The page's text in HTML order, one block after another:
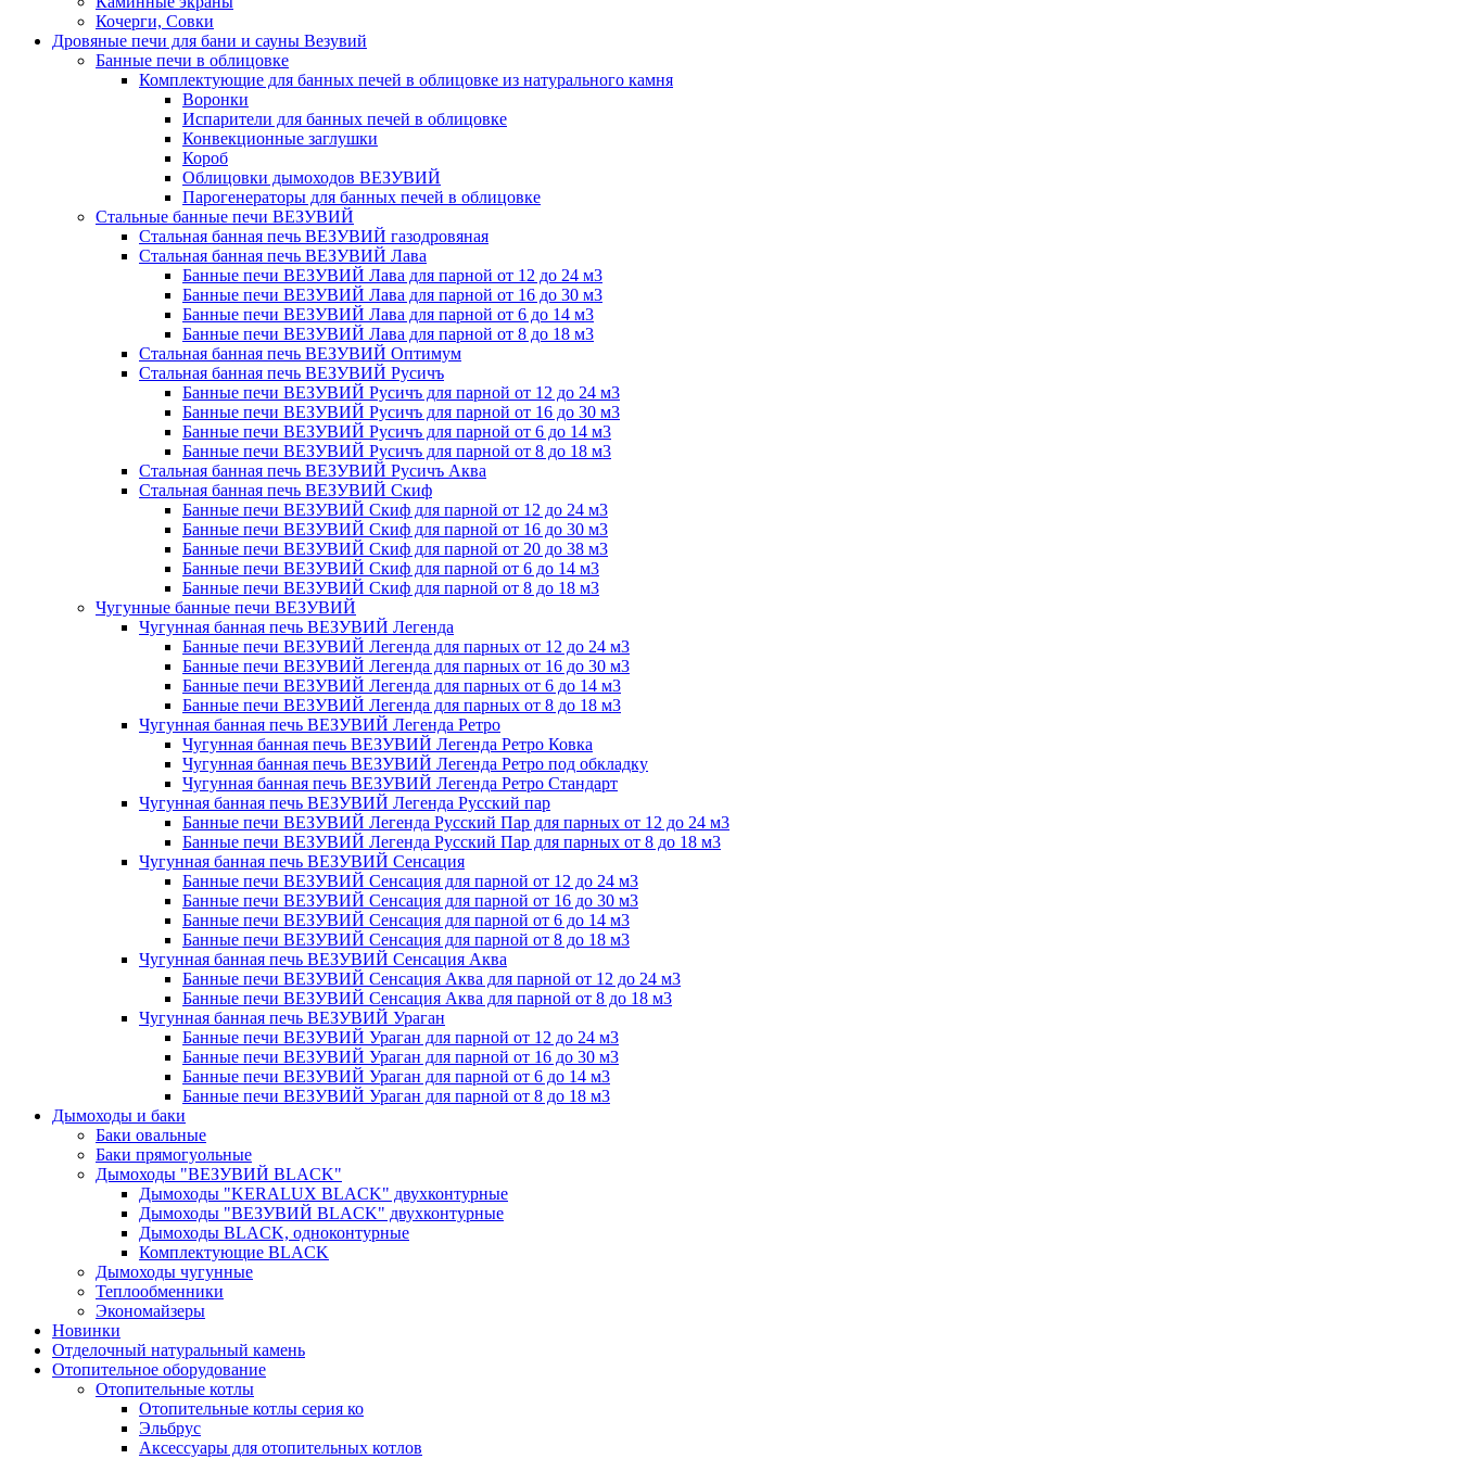
Кочерги, Совки
Дровяные печи для бани и сауны Везувий
Банные печи в облицовке
Комплектующие для банных печей в облицовке из натурального камня
Воронки
Испарители для банных печей в облицовке
Конвекционные заглушки
Короб
Облицовки дымоходов ВЕЗУВИЙ
Парогенераторы для банных печей в облицовке
Стальные банные печи ВЕЗУВИЙ
Стальная банная печь ВЕЗУВИЙ газодровяная
Стальная банная печь ВЕЗУВИЙ Лава
Банные печи ВЕЗУВИЙ Лава для парной от 12 до 24 м3
Банные печи ВЕЗУВИЙ Лава для парной от 16 до 30 м3
Банные печи ВЕЗУВИЙ Лава для парной от 6 до 14 м3
Банные печи ВЕЗУВИЙ Лава для парной от 8 до 18 м3
Стальная банная печь ВЕЗУВИЙ Оптимум
Стальная банная печь ВЕЗУВИЙ Русичъ
Банные печи ВЕЗУВИЙ Русичъ для парной от 12 до 24 м3
Банные печи ВЕЗУВИЙ Русичъ для парной от 16 до 30 м3
Банные печи ВЕЗУВИЙ Русичъ для парной от 6 до 14 м3
Банные печи ВЕЗУВИЙ Русичъ для парной от 8 до 18 м3
Стальная банная печь ВЕЗУВИЙ Русичъ Аква
Стальная банная печь ВЕЗУВИЙ Скиф
Банные печи ВЕЗУВИЙ Скиф для парной от 12 до 24 м3
Банные печи ВЕЗУВИЙ Скиф для парной от 16 до 30 м3
Банные печи ВЕЗУВИЙ Скиф для парной от 20 до 38 м3
Банные печи ВЕЗУВИЙ Скиф для парной от 6 до 14 м3
Банные печи ВЕЗУВИЙ Скиф для парной от 8 до 18 м3
Чугунные банные печи ВЕЗУВИЙ
Чугунная банная печь ВЕЗУВИЙ Легенда
Банные печи ВЕЗУВИЙ Легенда для парных от 12 до 24 м3
Банные печи ВЕЗУВИЙ Легенда для парных от 16 до 30 м3
Банные печи ВЕЗУВИЙ Легенда для парных от 6 до 14 м3
Банные печи ВЕЗУВИЙ Легенда для парных от 8 до 18 м3
Чугунная банная печь ВЕЗУВИЙ Легенда Ретро
Чугунная банная печь ВЕЗУВИЙ Легенда Ретро Ковка
Чугунная банная печь ВЕЗУВИЙ Легенда Ретро под обкладку
Чугунная банная печь ВЕЗУВИЙ Легенда Ретро Стандарт
Чугунная банная печь ВЕЗУВИЙ Легенда Русский пар
Банные печи ВЕЗУВИЙ Легенда Русский Пар для парных от 12 до 24 м3
Банные печи ВЕЗУВИЙ Легенда Русский Пар для парных от 8 до 18 м3
Чугунная банная печь ВЕЗУВИЙ Сенсация
Банные печи ВЕЗУВИЙ Сенсация для парной от 12 до 24 м3
Банные печи ВЕЗУВИЙ Сенсация для парной от 16 до 30 м3
Банные печи ВЕЗУВИЙ Сенсация для парной от 6 до 14 м3
Банные печи ВЕЗУВИЙ Сенсация для парной от 8 до 18 м3
Чугунная банная печь ВЕЗУВИЙ Сенсация Аква
Банные печи ВЕЗУВИЙ Сенсация Аква для парной от 12 до 24 м3
Банные печи ВЕЗУВИЙ Сенсация Аква для парной от 8 до 18 м3
Чугунная банная печь ВЕЗУВИЙ Ураган
Банные печи ВЕЗУВИЙ Ураган для парной от 12 до 24 м3
Банные печи ВЕЗУВИЙ Ураган для парной от 16 до 30 м3
Банные печи ВЕЗУВИЙ Ураган для парной от 6 до 14 м3
Банные печи ВЕЗУВИЙ Ураган для парной от 8 до 18 м3
Дымоходы и баки
Баки овальные
Баки прямогуольные
Дымоходы "ВЕЗУВИЙ BLACK"
Дымоходы "KERALUX BLACK" двухконтурные
Дымоходы "ВЕЗУВИЙ BLACK" двухконтурные
Дымоходы BLACK, одноконтурные
Комплектующие BLACK
Дымоходы чугунные
Теплообменники
Экономайзеры
Новинки
Отделочный натуральный камень
Отопительное оборудование
Отопительные котлы
Отопительные котлы серия ко
Эльбрус
Аксессуары для отопительных котлов